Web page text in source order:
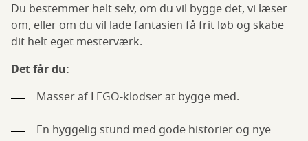
Du bestemmer helt selv, om du vil bygge det, vi læser
om, eller om du vil lade fantasien få frit løb og skabe
dit helt eget mesterværk.
Det får du:
Masser af LEGO-klodser at bygge med.
En hyggelig stund med gode historier og nye